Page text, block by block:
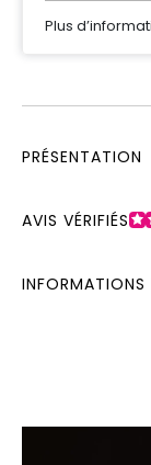
Plus
PRÉSENTATION
AVIS VÉRIFIÉS
INFORMATIONS